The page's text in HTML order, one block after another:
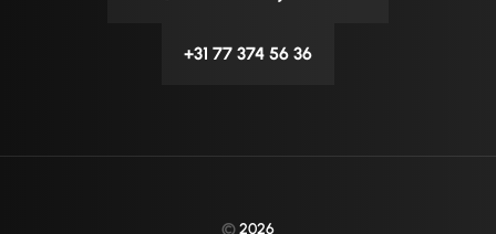
+31 77 374 56 36
©2026